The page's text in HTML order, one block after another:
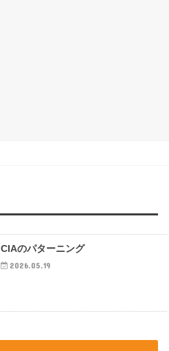
CIAのパターニング
2026.05.19